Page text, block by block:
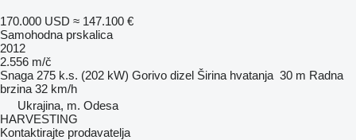
170.000 USD ≈ 147.100 €
Samohodna prskalica
2012
2.556 m/č
Snaga 275 k.s. (202 kW) Gorivo dizel Širina hvatanja 30 m Radna
brzina 32 km/h
Ukrajina, m. Odesa
HARVESTING
Kontaktirajte prodavatelja